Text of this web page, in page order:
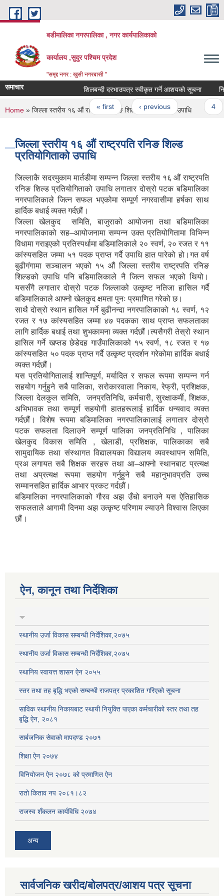
Skip to main content
बडीमालिका नगरपालिका , नगर कार्यपालिकाको
कार्यालय ,सुदुर पश्चिम प्रदेश
"समृद्द नगर : खुसी नगरबासी "
समाचार शिलबन्दी दरभाउपत्र स्वीकृत गर्ने आशयको सूचना
Pages
« first ‹ previous …
You are here
Home » जिल्ला स्तरीय १६ औं राष्ट्रपति रनिङ शिल्ड प्रतियोगिताको उपाधि
जिल्ला स्तरीय १६ औं राष्ट्रपति रनिङ शिल्ड
प्रतियोगिताको उपाधि
जिल्लाकै सदरमुकाम मार्तडीमा सम्पन्न जिल्ला स्तरीय १६ औं राष्ट्रपति
रनिङ शिल्ड प्रतियोगिताको उपाधि लगातार दोस्रो पटक बडिमालिका
नगरपालिकाले जित्न सफल भएकोमा सम्पूर्ण नगरवासीमा हर्षका साथ
हार्दिक बधाई व्यक्त गर्दछौं।
जिल्ला खेलकुद समिति, बाजुराको आयोजना तथा बडिमालिका
नगरपालिकाको सह–आयोजनामा सम्पन्न उक्त प्रतियोगितामा विभिन्न
विधामा गराइएको प्रतिस्पर्धामा बडिमालिकाले २० स्वर्ण, २० रजत र ११
कांस्यसहित जम्मा ५१ पदक प्राप्त गर्दै उपाधि हात पारेको हो।गत वर्ष
बुढीगंगामा सञ्चालन भएको १५ औं जिल्ला स्तरीय राष्ट्रपति रनिङ
शिल्डको उपाधि पनि बडिमालिकाले नै जित्न सफल भएको थियो।
यससँगै लगातार दोस्रो पटक जिल्लाको उत्कृष्ट नतिजा हासिल गर्दै
बडिमालिकाले आफ्नो खेलकुद क्षमता पुनः प्रमाणित गरेको छ।
साथै दोस्रो स्थान हासिल गर्ने बुढीनन्दा नगरपालिकाको १८ स्वर्ण, १२
रजत र १७ कांस्यसहित जम्मा ४७ पदकका साथ प्राप्त सफलताका
लागि हार्दिक बधाई तथा शुभकामना व्यक्त गर्दछौं।त्यसैगरी तेस्रो स्थान
हासिल गर्ने खप्तड छेडेदह गाउँपालिकाको १५ स्वर्ण, १८ रजत र १७
कांस्यसहित ५० पदक प्राप्त गर्दै उत्कृष्ट प्रदर्शन गरेकोमा हार्दिक बधाई
व्यक्त गर्दछौं।
यस प्रतियोगितालाई शान्तिपूर्ण, मर्यादित र सफल रूपमा सम्पन्न गर्न
सहयोग गर्नुहुने सबै पालिका, सरोकारवाला निकाय, रेफ्री, प्रशिक्षक,
जिल्ला देलकुल समिति, जनप्रतिनिधि, कर्मचारी, सुरक्षाकर्मी, शिक्षक,
अभिभावक तथा सम्पूर्ण सहयोगी हातहरूलाई हार्दिक धन्यवाद व्यक्त
गर्दछौं। विशेष रूपमा बडिमालिका नगरपालिकालाई लगातार दोस्रो
पटक सफलता दिलाउने सम्पूर्ण पालिका जनप्रतिनिधि , पालिका
खेलकुद विकास समिति , खेलाडी, प्रशिक्षक, पालिकाका सबै
सामुदायिक तथा संस्थागत विद्यालयका विद्यालय व्यवस्थापन समिति,
प्रअ लगायत सबै शिक्षक सरहरु तथा आ–आफ्नो स्थानबाट प्रत्यक्ष
तथा अप्रत्यक्ष रूपमा सहयोग गर्नुहुने सबै महानुभावप्रति उच्च
सम्मानसहित हार्दिक आभार प्रकट गर्दछौं।
बडिमालिका नगरपालिकाको गौरव अझ उँचो बनाउने यस ऐतिहासिक
सफलताले आगामी दिनमा अझ उत्कृष्ट परिणाम ल्याउने विश्वास लिएका
छौं।
ऐन, कानून तथा निर्देशिका
स्थानीय उर्जा विकास सम्बन्धी निर्देशिका,२०७५
स्थानीय उर्जा विकास सम्बन्धी निर्देशिका,२०७५
स्थानिय स्वायत्त शासन ऐन २०५५
स्तर तथा तह बृद्धि भएको सम्बन्धी राजपत्र प्रकाशित गरिएको सूचना
साविक स्थानीय निकायबाट स्थायी नियुक्ति पाएका कर्मचारीको स्तर तथा तह
बृद्धि ऐन, २०८१
सार्बजनिक सेवाको मापदण्ड २०७१
शिक्षा ऐन २०७४
विनियोजन ऐन २०७८ को प्रमाणित ऐन
रातो किताव नप २०८१।८२
राजस्व शँकलन कार्यविधि २०७४
अन्य
सार्वजनिक खरीद/बोलपत्र/आशय पत्र सूचना